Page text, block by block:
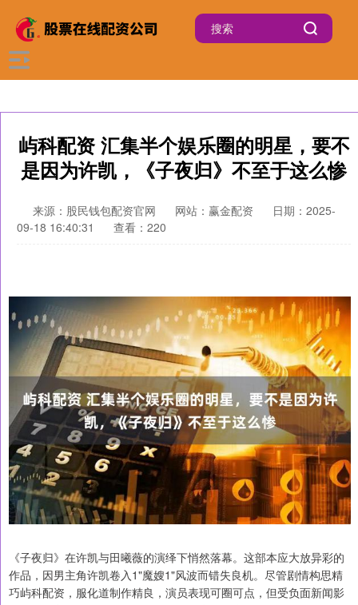
屿科配资 汇集半个娱乐圈的明星，要不
是因为许凯，《子夜归》不至于这么惨
来源：股民钱包配资官网 网站：赢金配资
日期：2025-
09-18 16:40:31
查看：220
《子夜归》在许凯与田曦薇的演绎下悄然落幕。这部本应大放异彩的
作品，因男主角许凯卷入1"魔嫂1"风波而错失良机。尽管剧情构思精
巧屿科配资，服化道制作精良，演员表现可圈可点，但受负面新闻影